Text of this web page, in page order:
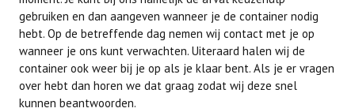
gebruiken en dan aangeven wanneer je de container nodig
hebt. Op de betreffende dag nemen wij contact met je op
wanneer je ons kunt verwachten. Uiteraard halen wij de
container ook weer bij je op als je klaar bent. Als je er vragen
over hebt dan horen we dat graag zodat wij deze snel
kunnen beantwoorden.